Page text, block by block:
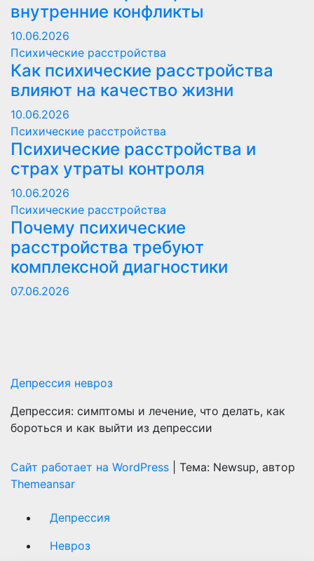
внутренние конфликты
10.06.2026
Психические расстройства
Как психические расстройства
влияют на качество жизни
10.06.2026
Психические расстройства
Психические расстройства и
страх утраты контроля
10.06.2026
Психические расстройства
Почему психические
расстройства требуют
комплексной диагностики
07.06.2026
Депрессия невроз
Депрессия: симптомы и лечение, что делать, как
бороться и как выйти из депрессии
Сайт работает на WordPress
Тема: Newsup, автор
Themeansar
Депрессия
Невроз